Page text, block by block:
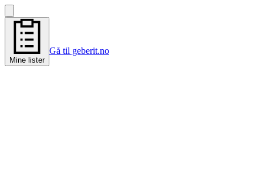
Mine lister
Gå til geberit.no